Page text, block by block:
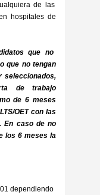
de las
hospitales de
que no
que no tengan
seleccionados,
de trabajo
de 6 meses
OET con las
En caso de no
los 6 meses la
dependiendo